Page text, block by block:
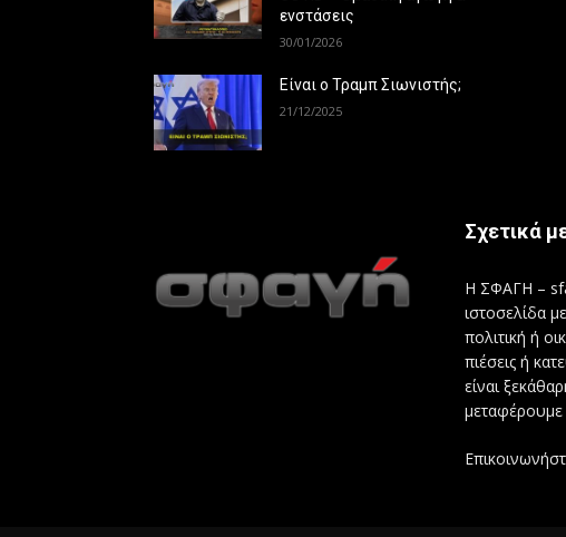
ενστάσεις
30/01/2026
Είναι ο Τραμπ Σιωνιστής;
21/12/2025
Σχετικά
Η ΣΦΑΓΗ –
ιστοσελίδα
πολιτική ή
πιέσεις ή
είναι
μεταφέρουμε